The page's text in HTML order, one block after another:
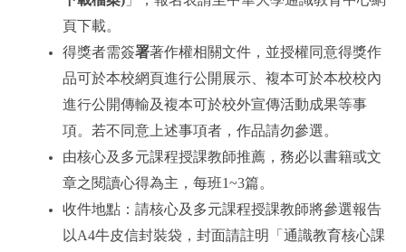
頁下載。
得獎者需簽署著作權相關文件，並授權同意得獎作
品可於本校網頁進行公開展示、複本可於本校校內
進行公開傳輸及複本可於校外宣傳活動成果等事
項。若不同意上述事項者，作品請勿參選。
由核心及多元課程授課教師推薦，務必以書籍或文
章之閱讀心得為主，每班1~3篇。
收件地點：請核心及多元課程授課教師將參選報告
以A4牛皮信封裝袋，封面請註明「通識教育核心課